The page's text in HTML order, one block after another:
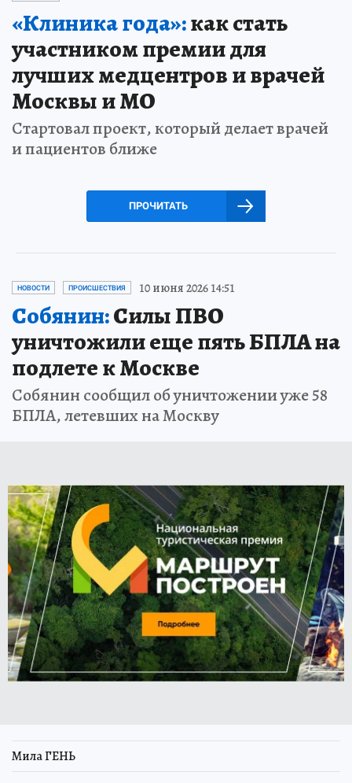
«Клиника года»:как стать
участником премии для
лучших медцентров и врачей
Москвы и МО
Стартовал проект, который делает врачей
и пациентов ближе
ПРОЧИТАТЬ
НОВОСТИ ПРОИСШЕСТВИЯ 10 июня 2026 14:51
Собянин:Силы ПВО
уничтожили еще пять БПЛА на
подлете к Москве
Собянин сообщил об уничтожении уже 58
БПЛА, летевших на Москву
Мила ГЕНЬ